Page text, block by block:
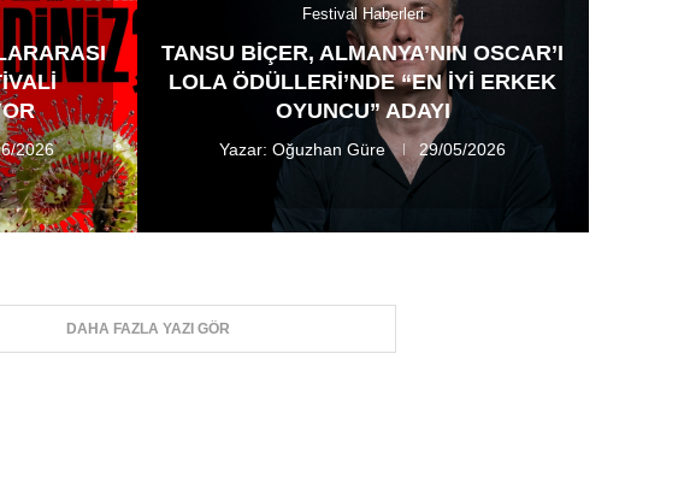
2026
Festival Haberleri
TANSU BIÇER, ALMANYA’NIN OSCAR’I
LOLA ÖDÜLLERI’NDE “EN İYI ERKEK
OYUNCU” ADAYI
Yazar:Oğuzhan Güre 29/05/2026
DAHA FAZLA YAZI GÖR